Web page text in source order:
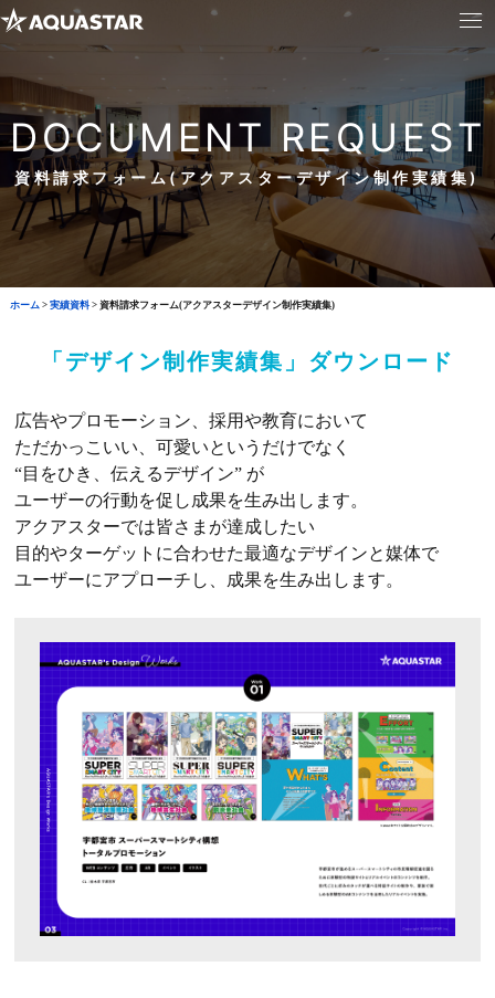
DOCUMENT REQUEST
資料請求フォーム(アクアスターデザイン制作実績集)
ホーム> 実績資料> 資料請求フォーム(アクアスターデザイン制作実績集)
「デザイン制作実績集」ダウンロード
広告やプロモーション、採用や教育において
ただかっこいい、可愛いというだけでなく
“目をひき、伝えるデザイン” が
ユーザーの行動を促し成果を生み出します。
アクアスターでは皆さまが達成したい
目的やターゲットに合わせた最適なデザインと媒体で
ユーザーにアプローチし、成果を生み出します。